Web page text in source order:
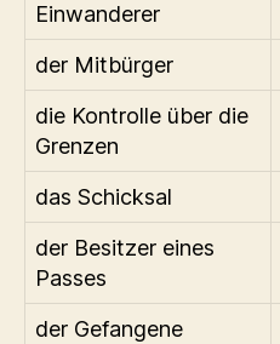
Einwanderer
der Mitbürger
die Kontrolle über die
Grenzen
das Schicksal
der Besitzer eines
Passes
der Gefangene